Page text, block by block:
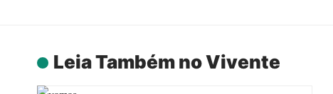
Leia Também no Vivente